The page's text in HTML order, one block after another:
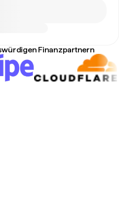
Finanzpartnern